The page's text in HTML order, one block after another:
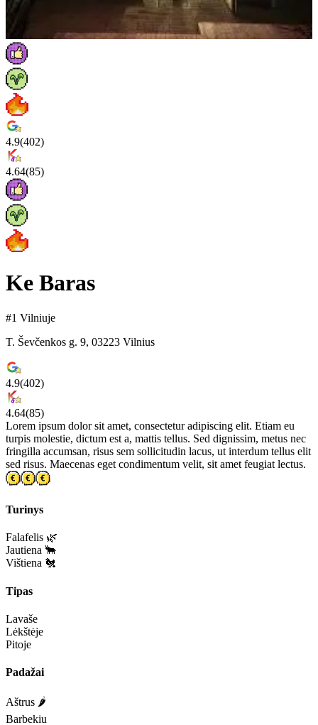
4.9(402)
4.64(85)
Ke Baras
#1 Vilniuje
T. Ševčenkos g. 9, 03223 Vilnius
4.9(402)
4.64(85)
Lorem ipsum dolor sit amet, consectetur adipiscing elit. Etiam eu
turpis molestie, dictum est a, mattis tellus. Sed dignissim, metus nec
fringilla accumsan, risus sem sollicitudin lacus, ut interdum tellus elit
sed risus. Maecenas eget condimentum velit, sit amet feugiat lectus.
Turinys
Falafelis 🌿
Jautiena 🐂
Vištiena 🐔
Tipas
Lavaše
Lėkštėje
Pitoje
Padažai
Aštrus 🌶️
Barbekiu